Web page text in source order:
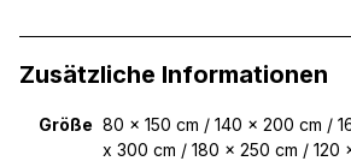
Zusätzliche Informationen
Größe 80 x 150 cm / 140 x 200 cm /
x 300 cm / 180 x 250 cm / 120